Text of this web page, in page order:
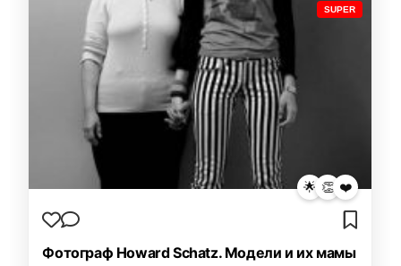
SUPER
🌟 👏 ❤️
Фотограф Howard Schatz. Модели и их мамы